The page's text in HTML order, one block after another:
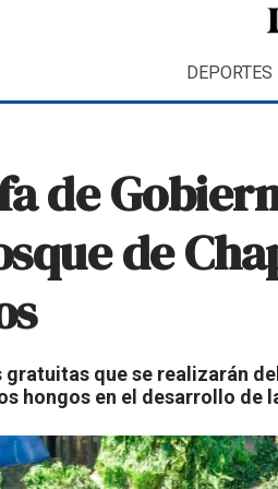
DEPORTES
de
de
gratuitas que se realizarán
hongos en el desarrollo de